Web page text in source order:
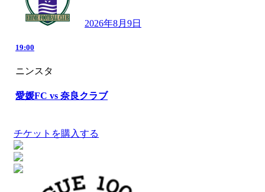
2026年8月9日
19:00
ニンスタ
愛媛FC vs 奈良クラブ
チケットを購入する